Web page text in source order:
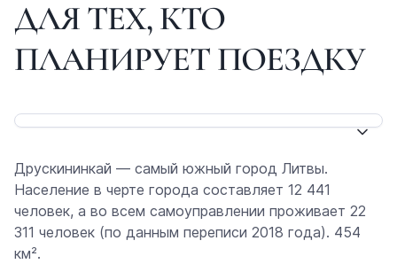
ДЛЯ ТЕХ, КТО
ПЛАНИРУЕТ ПОЕЗДКУ
Друскининкай — самый южный город Литвы.
Население в черте города составляет 12 441
человек, а во всем самоуправлении проживает 22
311 человек (по данным переписи 2018 года). 454
км².